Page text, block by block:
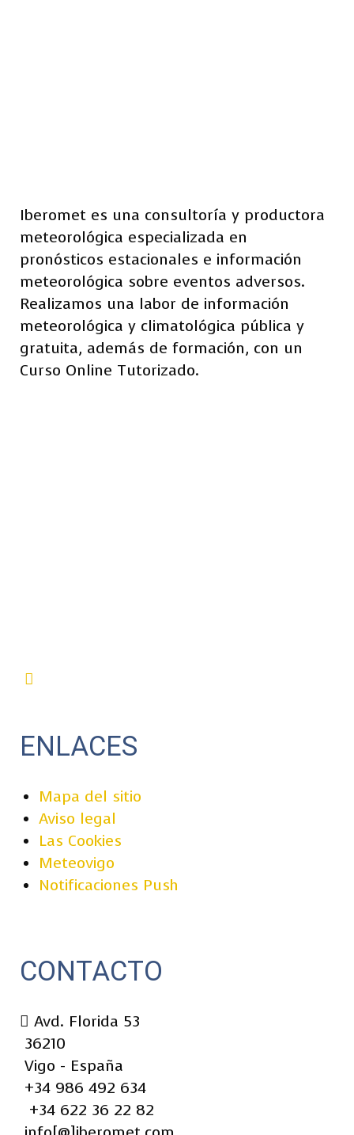
Iberomet es una consultoría y productora
meteorológica especializada en
pronósticos estacionales e información
meteorológica sobre eventos adversos.
Realizamos una labor de información
meteorológica y climatológica pública y
gratuita, además de formación, con un
Curso Online Tutorizado.
ENLACES
Mapa del sitio
Aviso legal
Las Cookies
Meteovigo
Notificaciones Push
CONTACTO
Avd. Florida 53
36210
Vigo - España
+34 986 492 634
+34 622 36 22 82